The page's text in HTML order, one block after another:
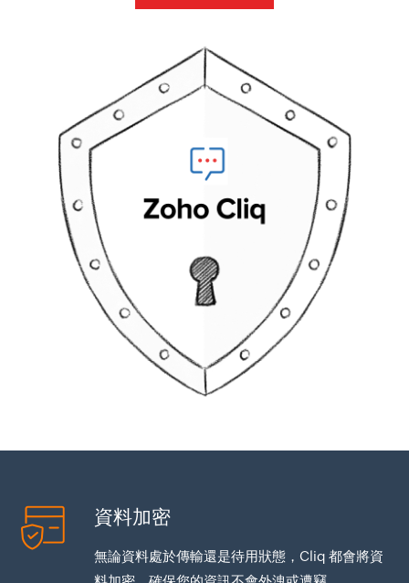
資料加密
無論資料處於傳輸還是待用狀態，Cliq 都會將資